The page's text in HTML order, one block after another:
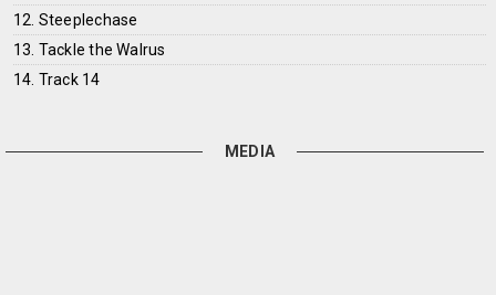
12. Steeplechase
13. Tackle the Walrus
14. Track 14
MEDIA